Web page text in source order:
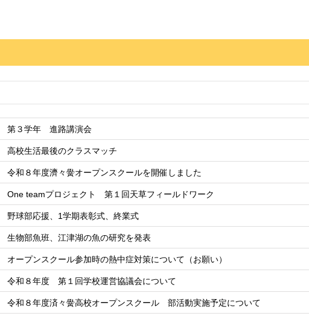
第３学年 進路講演会
高校生活最後のクラスマッチ
令和８年度濟々黌オープンスクールを開催しました
One teamプロジェクト 第１回天草フィールドワーク
野球部応援、1学期表彰式、終業式
生物部魚班、江津湖の魚の研究を発表
オープンスクール参加時の熱中症対策について（お願い）
令和８年度 第１回学校運営協議会について
令和８年度済々黌高校オープンスクール 部活動実施予定について